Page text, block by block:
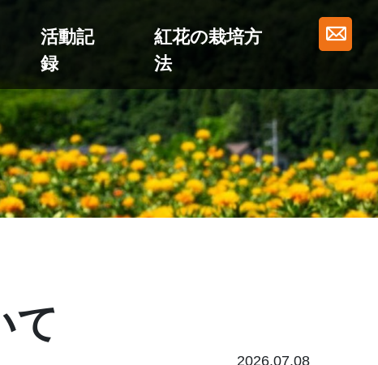
活動記
録
紅花の栽培方
法
て
2026.07.08